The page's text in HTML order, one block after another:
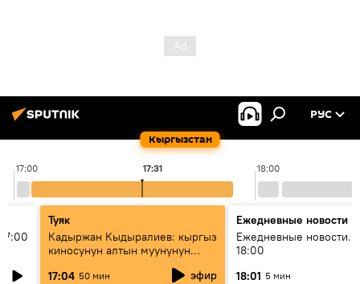
Кыргызстан
РУС
17:00 18:00
17:31
Туяк
Кадыржан Кыдыралиев: кыргыз
киносунун алтын муунунун
17:04 50 мин эфир
Ежедневные новости
Ежедневные новости.
18:00
18:01 5 мин